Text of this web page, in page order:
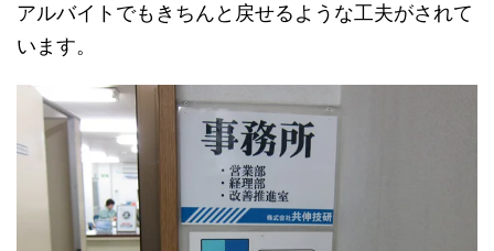
アルバイトでもきちんと戻せるような工夫がされて
います。